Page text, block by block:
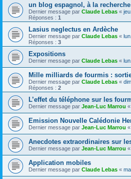
un blog espagnol, à la
Dernier message par Claude Lebas «
Réponses : 1
Lasius neglectus en Ardèche
Dernier message par Claude Lebas «
Réponses : 3
Expositions
Dernier message par Claude Lebas «
Mille milliards de fourmis :
Dernier message par Claude Lebas «
Réponses : 2
L’effet du téléphone sur les
Dernier message par Jean-Luc Marrou «
Emission Nouvelle Calédonie
Dernier message par Jean-Luc Marrou «
Anecdotes extraordinaires sur
Dernier message par Jean-Luc Marrou «
Application mobiles
Dernier message par Claude Lebas «